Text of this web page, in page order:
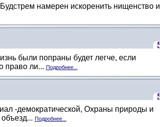
намерен искоренить нищенство и
были попраны будет легче, если
право ли... Подробнее...
-демократической, Охраны природы и
Подробнее...